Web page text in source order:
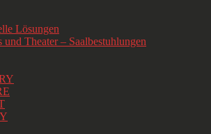
Lösungen
und Theater – Saalbestuhlungen